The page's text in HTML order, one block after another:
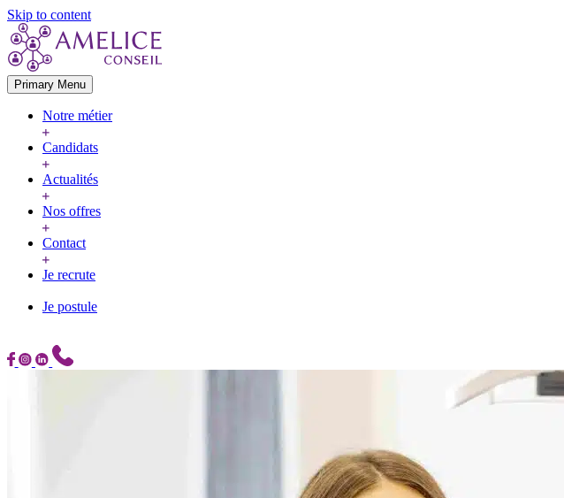
Skip to content
Primary Menu
Notre métier
Candidats
Actualités
Nos offres
Contact
Je recrute
Je postule